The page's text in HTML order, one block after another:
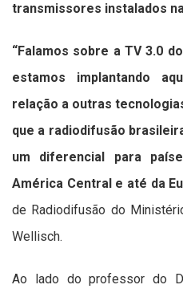
transmissores instalados
“Falamos sobre a TV 3.0
estamos implantando
relação a outras
que a radiodifusão
um diferencial para
América Central e até da
de Radiodifusão do
Wellisch.
Ao lado do professor do